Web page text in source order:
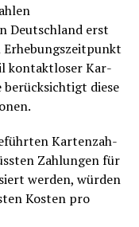
Deutsch­land erst
Erhe­bungs­zeit­punkt
kon­takt­lo­ser Kar­
berück­sich­tigt die­se
Kar­ten­zah­
Zah­lun­gen für
wer­den, wür­den
Kos­ten pro